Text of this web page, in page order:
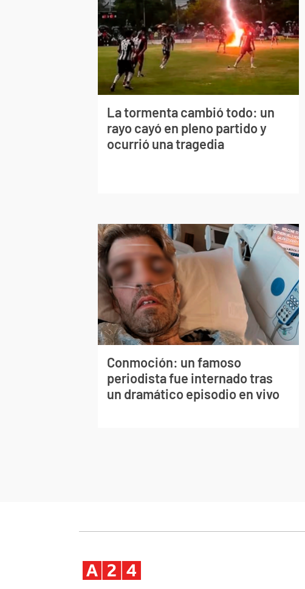
La tormenta cambió todo: un
rayo cayó en pleno partido y
ocurrió una tragedia
Conmoción: un famoso
periodista fue internado tras
un dramático episodio en vivo